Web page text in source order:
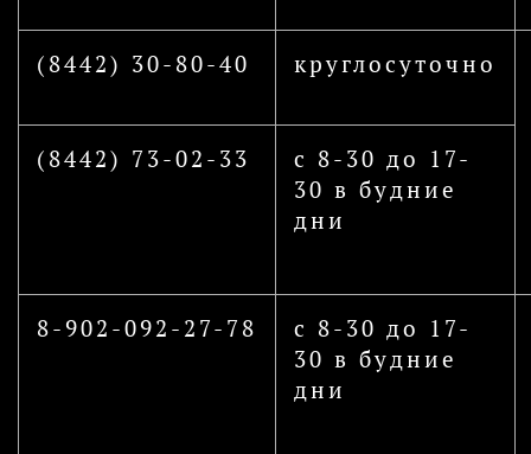
(8442) 30-80-40 круглосуточно
(8442) 73-02-33
с 8-30 до 17-
30 в будние
дни
8-902-092-27-78
с 8-30 до 17-
30 в будние
дни